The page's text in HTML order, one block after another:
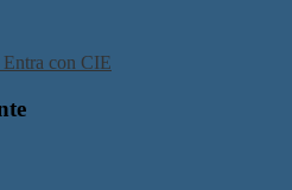
Entra con CIE